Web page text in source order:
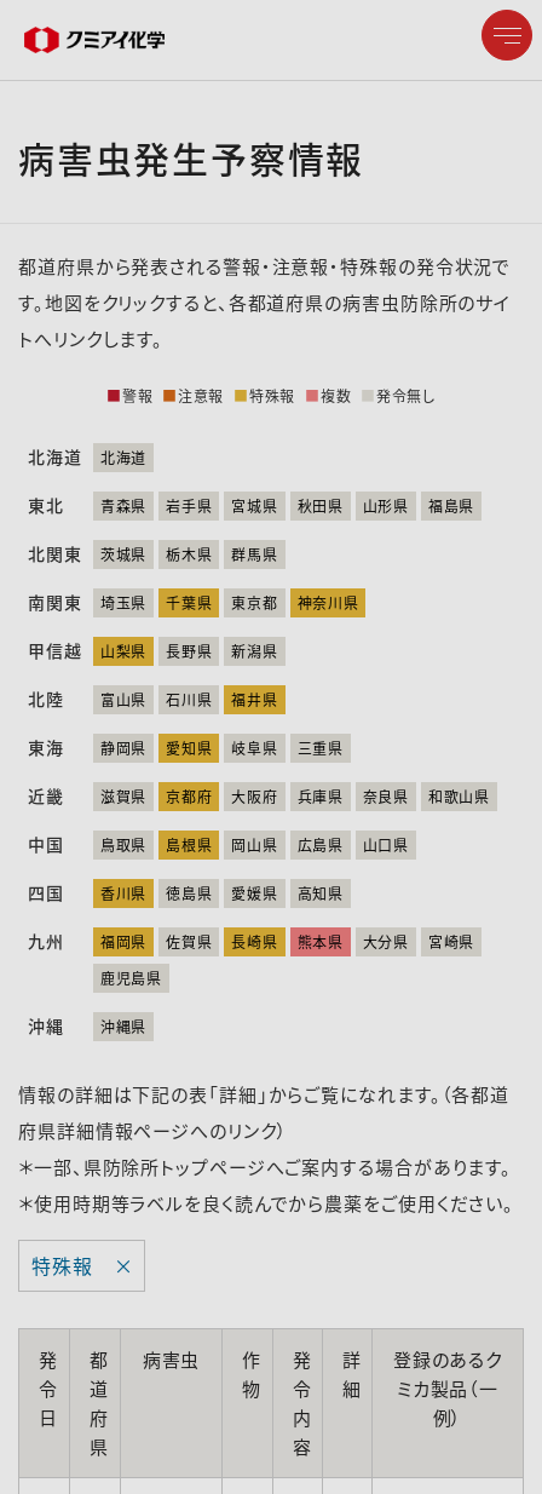
企業情報
研究開発
株主・投資家情報
採用情報
病害虫発生予察情報
都道府県から発表される警報・注意報・特殊報の発令状況で
す。地図をクリックすると、各都道府県の病害虫防除所のサイ
トへリンクします。
■警報 ■注意報 ■特殊報 ■複数 ■発令無し
北海道 北海道
東北 青森県 岩手県 宮城県 秋田県 山形県 福島県
北関東 茨城県 栃木県 群馬県
南関東 埼玉県 千葉県 東京都 神奈川県
甲信越 山梨県 長野県 新潟県
北陸 富山県 石川県 福井県
東海 静岡県 愛知県 岐阜県 三重県
近畿 滋賀県 京都府 大阪府 兵庫県 奈良県 和歌山県
中国 鳥取県 島根県 岡山県 広島県 山口県
四国 香川県 徳島県 愛媛県 高知県
九州 福岡県 佐賀県 長崎県 熊本県 大分県
宮崎県
鹿児島県
沖縄 沖縄県
情報の詳細は下記の表「詳細」からご覧になれます。（各都道
府県詳細情報ページへのリンク）
＊一部、県防除所トップページへご案内する場合があります。
＊使用時期等ラベルを良く読んでから農薬をご使用ください。
特殊報 ×
発
令
日
都
道
府
県
病害虫
作
物
発
令
内
容
詳
細
登録のあるク
ミカ製品（一
例）